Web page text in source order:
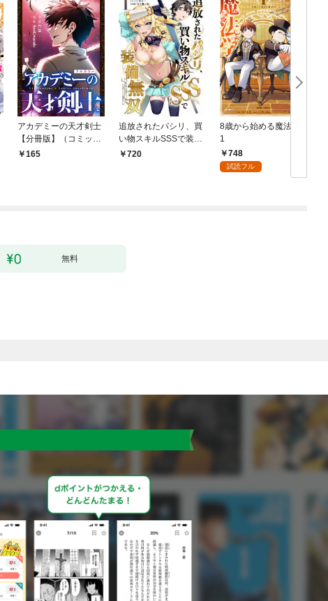
アカデミーの天才剣士
【分冊版】（コミッ
ク） １話【フルカラ
165
追放されたパシリ、買
い物スキルSSSで装備
無双 ～買ったモノを
720
8歳から始める魔法学
1
748
試読フル
無料